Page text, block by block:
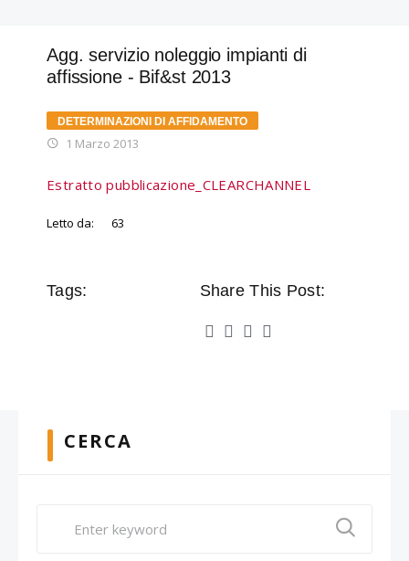
Agg. servizio noleggio impianti di
affissione - Bif&st 2013
DETERMINAZIONI DI AFFIDAMENTO
1 Marzo 2013
Estratto pubblicazione_CLEARCHANNEL
Letto da: 63
Tags: Share This Post:
CERCA